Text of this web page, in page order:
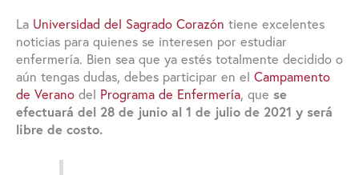
La Universidad del Sagrado Corazón tiene excelentes
noticias para quienes se interesen por estudiar
enfermería. Bien sea que ya estés totalmente decidido o
aún tengas dudas, debes participar en el Campamento
de Verano del Programa de Enfermería, que se
efectuará del 28 de junio al 1 de julio de 2021 y será
libre de costo.